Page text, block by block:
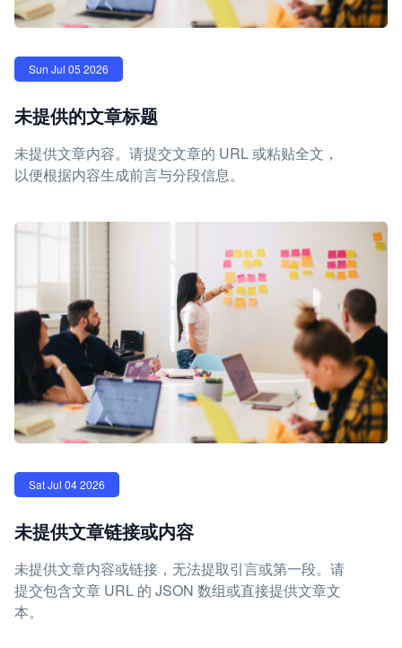
Sun Jul 05 2026
未提供的文章标题
未提供文章内容。请提交文章的 URL 或粘贴全文，
以便根据内容生成前言与分段信息。
Sat Jul 04 2026
未提供文章链接或内容
未提供文章内容或链接，无法提取引言或第一段。请
提交包含文章 URL 的 JSON 数组或直接提供文章文
本。